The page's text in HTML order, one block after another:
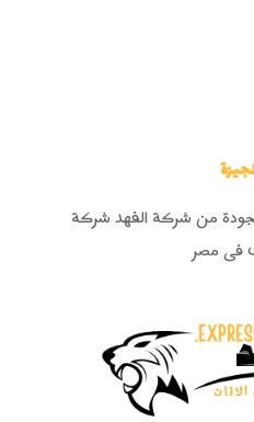
من شركة الفهد شركة
فى مصر